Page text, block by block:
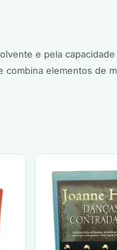
e pela
elementos de